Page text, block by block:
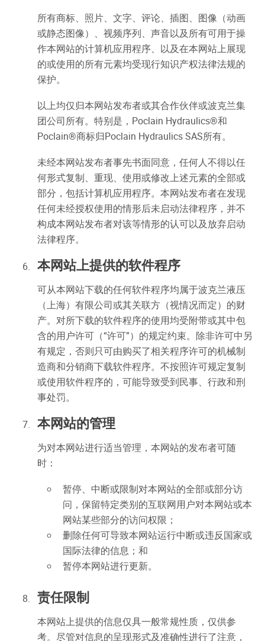
所有商标、照片、文字、评论、插图、图像（动画
或静态图像）、视频序列、声音以及所有可用于操
作本网站的计算机应用程序、以及在本网站上展现
的或使用的所有元素均受现行知识产权法律法规的
保护。
以上均仅归本网站发布者或其合作伙伴或波克兰集
团公司所有。特别是，Poclain Hydraulics®和
Poclain®商标归Poclain Hydraulics SAS所有。
未经本网站发布者事先书面同意，任何人不得以任
何形式复制、重现、使用或修改上述元素的全部或
部分，包括计算机应用程序。本网站发布者在发现
任何未经授权使用的情形后未启动法律程序，并不
构成本网站发布者对该等情形的认可以及放弃启动
法律程序。
本网站上提供的软件程序
可从本网站下载的任何软件程序均属于波克兰液压
（上海）有限公司或其关联方（视情况而定）的财
产。对所下载的软件程序的使用均受附带或其中包
含的用户许可（“许可”）的规定约束。除非许可中另
有规定，否则只可由购买了相关程序许可的机械制
造商和分销商下载软件程序。不按照许可规定复制
或使用软件程序的，可能导致受到民事、行政和刑
事处罚。
本网站的管理
为对本网站进行适当管理，本网站的发布者可随
时：
暂停、中断或限制对本网站的全部或部分访
问，保留特定类别的互联网用户对本网站或本
网站某些部分的访问权限；
删除任何可导致本网站运行中断或违反国家或
国际法律的信息；和
暂停本网站进行更新。
责任限制
本网站上提供的信息仅具一般常规性质，仅供参
考。尽管对信息的呈现形式及准确性进行了注意，